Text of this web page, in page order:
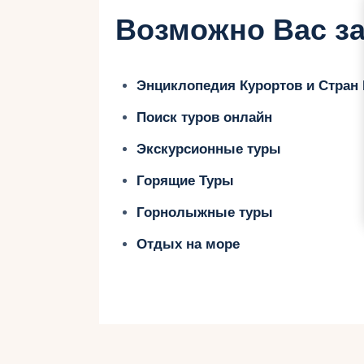
сакральными местами. Чтобы
Таиланде, полезно знать
стране. Давайте путешествовать
Таиланда!
Туры в Таиланд:
Курортов
Таиланд известен своими
курортами, привлекающими
предлагает незабываемые
Возможно Вас
Энциклопедия Курортов и Стран
Поиск туров онлайн
Экскурсионные туры
Горящие Туры
Горнолыжные туры
Отдых на море